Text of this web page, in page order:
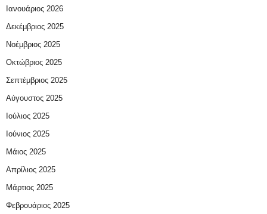
Ιανουάριος 2026
Δεκέμβριος 2025
Νοέμβριος 2025
Οκτώβριος 2025
Σεπτέμβριος 2025
Αύγουστος 2025
Ιούλιος 2025
Ιούνιος 2025
Μάιος 2025
Απρίλιος 2025
Μάρτιος 2025
Φεβρουάριος 2025